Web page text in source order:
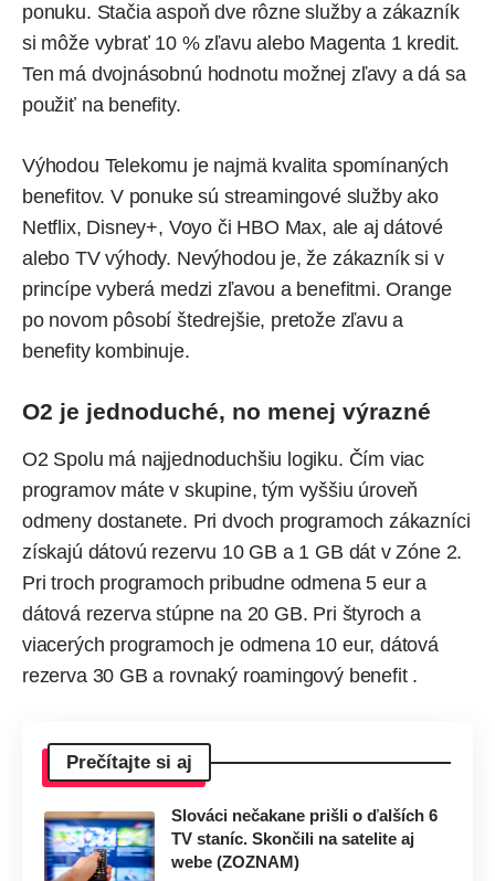
ponuku. Stačia aspoň dve rôzne služby a zákazník
si môže vybrať 10 % zľavu alebo Magenta 1 kredit.
Ten má dvojnásobnú hodnotu možnej zľavy a dá sa
použiť na benefity.
Výhodou Telekomu je najmä kvalita spomínaných
benefitov. V ponuke sú streamingové služby ako
Netflix, Disney+, Voyo či HBO Max, ale aj dátové
alebo TV výhody. Nevýhodou je, že zákazník si v
princípe vyberá medzi zľavou a benefitmi. Orange
po novom pôsobí štedrejšie, pretože zľavu a
benefity kombinuje.
O2 je jednoduché, no menej výrazné
O2 Spolu má najjednoduchšiu logiku. Čím viac
programov máte v skupine, tým vyššiu úroveň
odmeny dostanete. Pri dvoch programoch zákazníci
získajú dátovú rezervu 10 GB a 1 GB dát v Zóne 2.
Pri troch programoch pribudne odmena 5 eur a
dátová rezerva stúpne na 20 GB. Pri štyroch a
viacerých programoch je odmena 10 eur, dátová
rezerva 30 GB a rovnaký roamingový benefit .
Prečítajte si aj
Slováci nečakane prišli o ďalších 6
TV staníc. Skončili na satelite aj
webe (ZOZNAM)